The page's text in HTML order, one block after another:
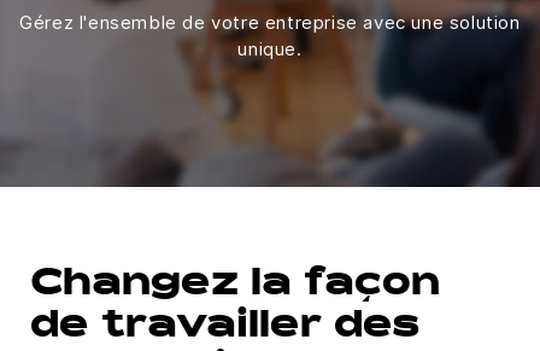
Gérez l'ensemble de votre entreprise avec une solution
unique.
Changez la façon
de travailler des